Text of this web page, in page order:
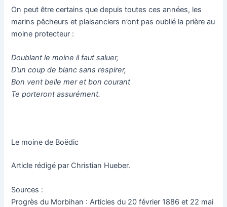
On peut être certains que depuis toutes ces années, les
marins pêcheurs et plaisanciers n’ont pas oublié la prière au
moine protecteur :
Doublant le moine il faut saluer,
D’un coup de blanc sans respirer,
Bon vent belle mer et bon courant
Te porteront assurément.
Le moine de Boëdic
Article rédigé par Christian Hueber.
Sources :
Progrès du Morbihan : Articles du 20 février 1886 et 22 mai